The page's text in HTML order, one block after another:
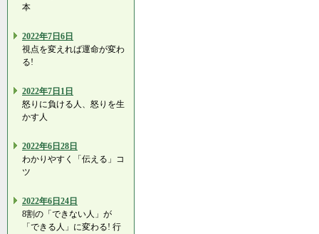
本
2022年7日6日
視点を変えれば運命が変わ
る!
2022年7日1日
怒りに負ける人、怒りを生
かす人
2022年6日28日
わかりやすく「伝える」コ
ツ
2022年6日24日
8割の「できない人」が
「できる人」に変わる! 行